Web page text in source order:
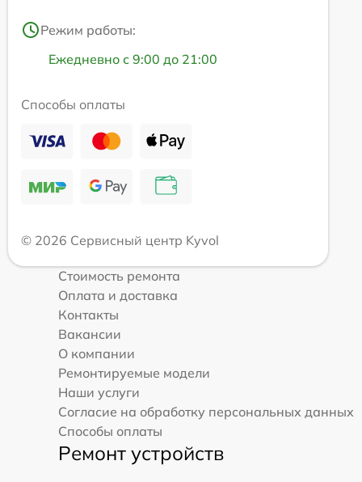
Режим работы:
Ежедневно с 9:00 до 21:00
Способы оплаты
© 2026 Сервисный центр Kyvol
Стоимость ремонта
Оплата и доставка
Контакты
Вакансии
О компании
Ремонтируемые модели
Наши услуги
Согласие на обработку персональных данных
Способы оплаты
Ремонт устройств